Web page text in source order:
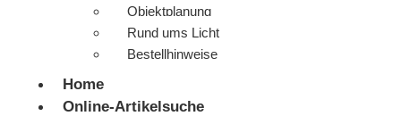
Objektplanung
Rund ums Licht
Bestellhinweise
Home
Online-Artikelsuche